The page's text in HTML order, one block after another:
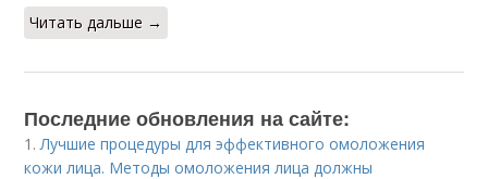
Читать дальше →
Последние обновления на сайте:
1.Лучшие процедуры для эффективного омоложения
кожи лица. Методы омоложения лица должны